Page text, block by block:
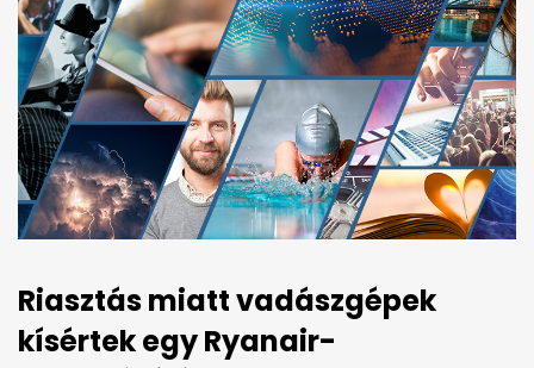
Riasztás miatt vadászgépek
kísértek egy Ryanair-